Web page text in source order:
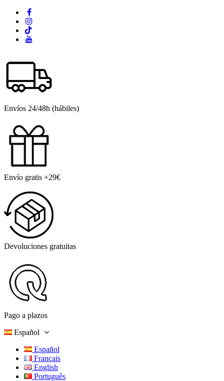
Envíos 24/48h (hábiles)
Envío gratis +29€
Devoluciones gratuitas
Pago a plazos
Español
Español
Français
English
Português